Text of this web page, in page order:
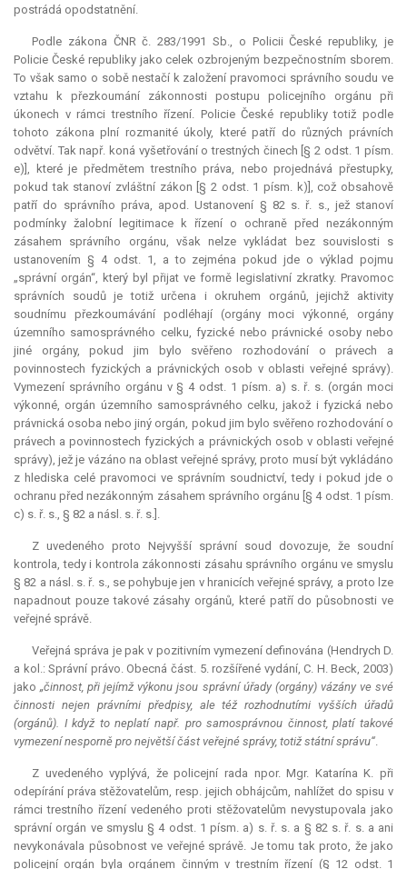
postrádá opodstatnění.
Podle zákona ČNR č. 283/1991 Sb., o Policii České republiky, je
Policie České republiky jako celek ozbrojeným bezpečnostním sborem.
To však samo o sobě nestačí k založení pravomoci správního soudu ve
vztahu k přezkoumání zákonnosti postupu policejního orgánu při
úkonech v rámci trestního řízení. Policie České republiky totiž podle
tohoto zákona plní rozmanité úkoly, které patří do různých právních
odvětví. Tak např. koná vyšetřování o trestných činech [§ 2 odst. 1 písm.
e)], které je předmětem trestního práva, nebo projednává přestupky,
pokud tak stanoví zvláštní zákon [§ 2 odst. 1 písm. k)], což obsahově
patří do správního práva, apod. Ustanovení § 82 s. ř. s., jež stanoví
podmínky žalobní legitimace k řízení o ochraně před nezákonným
zásahem správního orgánu, však nelze vykládat bez souvislosti s
ustanovením § 4 odst. 1, a to zejména pokud jde o výklad pojmu
„správní orgán“, který byl přijat ve formě legislativní zkratky. Pravomoc
správních soudů je totiž určena i okruhem orgánů, jejichž aktivity
soudnímu přezkoumávání podléhají (orgány moci výkonné, orgány
územního samosprávného celku, fyzické nebo právnické osoby nebo
jiné orgány, pokud jim bylo svěřeno rozhodování o právech a
povinnostech fyzických a právnických osob v oblasti veřejné správy).
Vymezení správního orgánu v § 4 odst. 1 písm. a) s. ř. s. (orgán moci
výkonné, orgán územního samosprávného celku, jakož i fyzická nebo
právnická osoba nebo jiný orgán, pokud jim bylo svěřeno rozhodování o
právech a povinnostech fyzických a právnických osob v oblasti veřejné
správy), jež je vázáno na oblast veřejné správy, proto musí být vykládáno
z hlediska celé pravomoci ve správním soudnictví, tedy i pokud jde o
ochranu před nezákonným zásahem správního orgánu [§ 4 odst. 1 písm.
c) s. ř. s., § 82 a násl. s. ř. s.].
Z uvedeného proto Nejvyšší správní soud dovozuje, že soudní
kontrola, tedy i kontrola zákonnosti zásahu správního orgánu ve smyslu
§ 82 a násl. s. ř. s., se pohybuje jen v hranicích veřejné správy, a proto lze
napadnout pouze takové zásahy orgánů, které patří do působnosti ve
veřejné správě.
Veřejná správa je pak v pozitivním vymezení definována (Hendrych D.
a kol.: Správní právo. Obecná část. 5. rozšířené vydání, C. H. Beck, 2003)
jako„činnost, při jejímž výkonu jsou správní úřady (orgány) vázány ve své
činnosti nejen právními předpisy, ale též rozhodnutími vyšších úřadů
(orgánů). I když to neplatí např. pro samosprávnou činnost, platí takové
vymezení nesporně pro největší část veřejné správy, totiž státní správu“.
Z uvedeného vyplývá, že policejní rada npor. Mgr. Katarína K. při
odepírání práva stěžovatelům, resp. jejich obhájcům, nahlížet do spisu v
rámci trestního řízení vedeného proti stěžovatelům nevystupovala jako
správní orgán ve smyslu § 4 odst. 1 písm. a) s. ř. s. a § 82 s. ř. s. a ani
nevykonávala působnost ve veřejné správě. Je tomu tak proto, že jako
policejní orgán byla orgánem činným v trestním řízení (§ 12 odst. 1